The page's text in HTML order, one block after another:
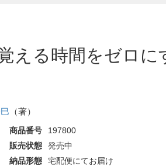
える時間をゼロ
（著）
商品番号
197800
販売状態
発売中
納品形態
宅配便にてお届け